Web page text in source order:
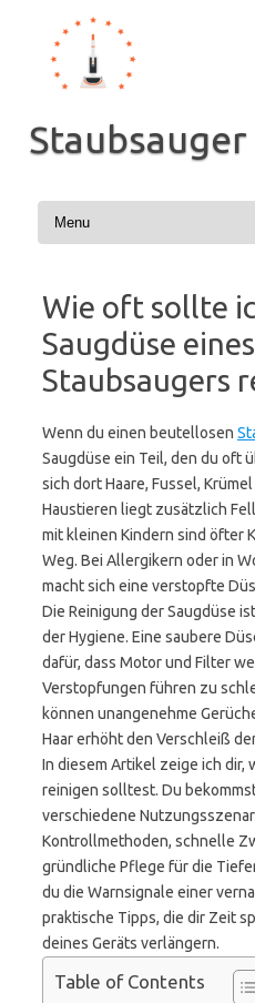
springen
Wie oft sollte
Saugdüse
Staubsaugers
Wenn du einen beutellosen
Saugdüse ein Teil, den du oft
sich dort Haare, Fussel,
Haustieren liegt zusätzlich
mit kleinen Kindern sind öfter
Weg. Bei Allergikern oder in
macht sich eine verstopfte
Die Reinigung der Saugdüse
der Hygiene. Eine saubere
dafür, dass Motor und Filter
Verstopfungen führen zu
können unangenehme
Haar erhöht den Verschleiß
In diesem Artikel zeige ich dir,
reinigen solltest. Du
verschiedene
Kontrollmethoden, schnelle
gründliche Pflege für die
du die Warnsignale einer
praktische Tipps, die dir Zeit
deines Geräts verlängern.
Table of Contents